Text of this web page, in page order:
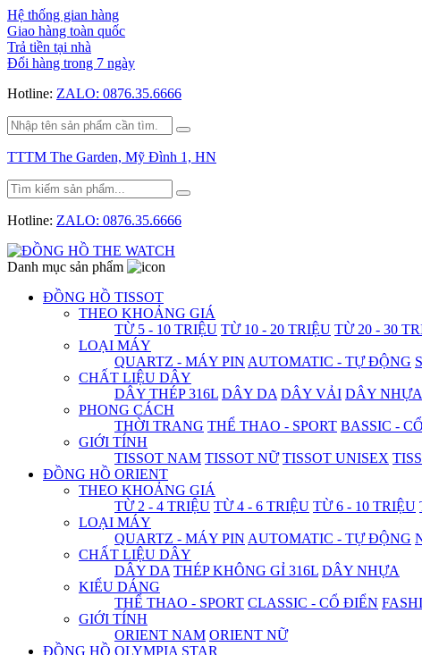
Hệ thống gian hàng
Giao hàng toàn quốc
Trả tiền tại nhà
Đổi hàng trong 7 ngày
Hotline: ZALO: 0876.35.6666
TTTM The Garden, Mỹ Đình 1, HN
Hotline: ZALO: 0876.35.6666
Danh mục sản phẩm
ĐỒNG HỒ TISSOT
THEO KHOẢNG GIÁ
TỪ 5 - 10 TRIỆU TỪ 10 - 20 TRIỆU TỪ 20 - 30
LOẠI MÁY
QUARTZ - MÁY PIN AUTOMATIC - TỰ ĐỘNG
CHẤT LIỆU DÂY
DÂY THÉP 316L DÂY DA DÂY VẢI DÂY NHỰA
PHONG CÁCH
THỜI TRANG THỂ THAO - SPORT BASSIC -
GIỚI TÍNH
TISSOT NAM TISSOT NỮ TISSOT UNISEX
ĐỒNG HỒ ORIENT
THEO KHOẢNG GIÁ
TỪ 2 - 4 TRIỆU TỪ 4 - 6 TRIỆU TỪ 6 - 10 TRIỆU
LOẠI MÁY
QUARTZ - MÁY PIN AUTOMATIC - TỰ ĐỘNG
CHẤT LIỆU DÂY
DÂY DA THÉP KHÔNG GỈ 316L DÂY NHỰA
KIỂU DÁNG
THỂ THAO - SPORT CLASSIC - CỔ ĐIỂN
GIỚI TÍNH
ORIENT NAM ORIENT NỮ
ĐỒNG HỒ OLYMPIA STAR